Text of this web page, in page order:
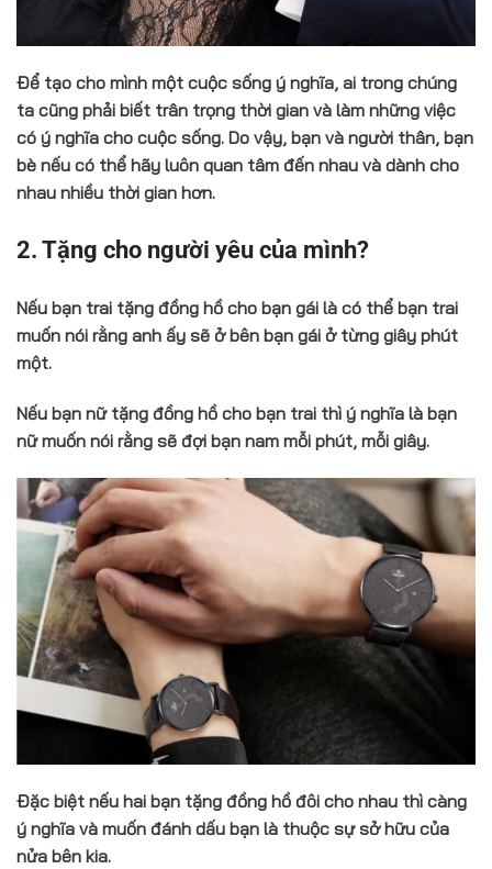
Để tạo cho mình một cuộc sống ý nghĩa, ai trong chúng
ta cũng phải biết trân trọng thời gian và làm những việc
có ý nghĩa cho cuộc sống. Do vậy, bạn và người thân, bạn
bè nếu có thể hãy luôn quan tâm đến nhau và dành cho
nhau nhiều thời gian hơn.
2. Tặng cho người yêu của mình?
Nếu bạn trai tặng đồng hồ cho bạn gái là có thể bạn trai
muốn nói rằng anh ấy sẽ ở bên bạn gái ở từng giây phút
một.
Nếu bạn nữ tặng đồng hồ cho bạn trai thì ý nghĩa là bạn
nữ muốn nói rằng sẽ đợi bạn nam mỗi phút, mỗi giây.
Đặc biệt nếu hai bạn tặng đồng hồ đôi cho nhau thì càng
ý nghĩa và muốn đánh dấu bạn là thuộc sự sở hữu của
nửa bên kia.